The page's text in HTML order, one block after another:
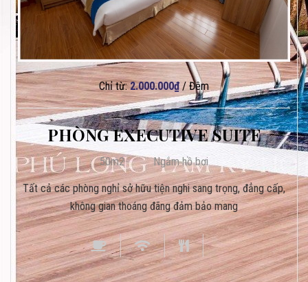
Chỉ từ: 2.000.000₫ / Đêm
PHÒNG EXECUTIVE SUITE
50m2 Ngắm hồ bơi
Tất cả các phòng nghỉ sở hữu tiện nghi sang trọng, đẳng cấp,
không gian thoáng đãng đảm bảo mang